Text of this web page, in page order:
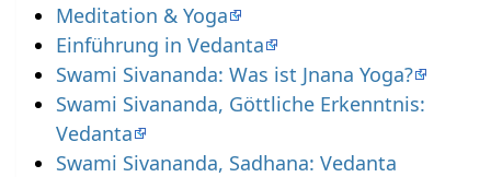
Meditation & Yoga
Einführung in Vedanta
Swami Sivananda: Was ist Jnana Yoga?
Swami Sivananda, Göttliche Erkenntnis:
Vedanta
Swami Sivananda, Sadhana: Vedanta